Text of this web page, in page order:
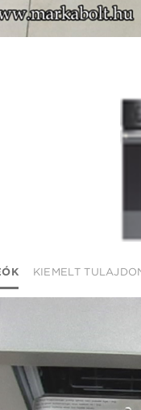
KIEMELT